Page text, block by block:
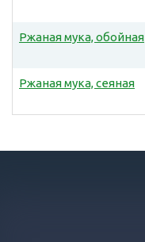
Ржаная мука, обойная
Ржаная мука, сеяная